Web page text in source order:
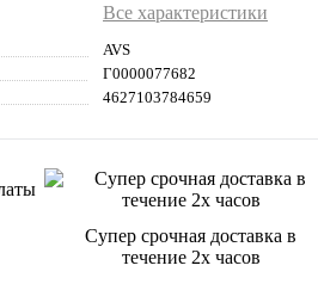
Все характеристики
AVS
Г0000077682
4627103784659
Супер срочная доставка в
течение 2х часов